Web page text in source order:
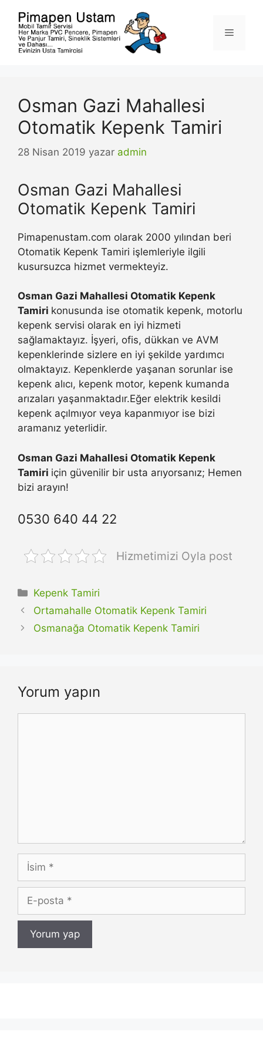
Menü
Osman Gazi Mahallesi
Otomatik Kepenk Tamiri
28 Nisan 2019 yazar admin
Osman Gazi Mahallesi
Otomatik Kepenk Tamiri
Pimapenustam.com olarak 2000 yılından beri
Otomatik Kepenk Tamiri işlemleriyle ilgili
kusursuzca hizmet vermekteyiz.
Osman Gazi Mahallesi Otomatik Kepenk
Tamiri konusunda ise otomatik kepenk, motorlu
kepenk servisi olarak en iyi hizmeti
sağlamaktayız. İşyeri, ofis, dükkan ve AVM
kepenklerinde sizlere en iyi şekilde yardımcı
olmaktayız. Kepenklerde yaşanan sorunlar ise
kepenk alıcı, kepenk motor, kepenk kumanda
arızaları yaşanmaktadır.Eğer elektrik kesildi
kepenk açılmıyor veya kapanmıyor ise bizi
aramanız yeterlidir.
Osman Gazi Mahallesi Otomatik Kepenk
Tamiri için güvenilir bir usta arıyorsanız; Hemen
bizi arayın!
0530 640 44 22
Hizmetimizi Oyla post
Kategoriler
Kepenk Tamiri
Ortamahalle Otomatik Kepenk Tamiri
Osmanağa Otomatik Kepenk Tamiri
Yorum yapın
İsim
posta